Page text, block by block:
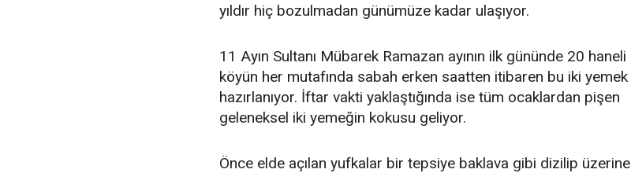
yıldır hiç bozulmadan günümüze kadar ulaşıyor.
11 Ayın Sultanı Mübarek Ramazan ayının ilk gününde 20 haneli
köyün her mutafında sabah erken saatten itibaren bu iki yemek
hazırlanıyor. İftar vakti yaklaştığında ise tüm ocaklardan pişen
geleneksel iki yemeğin kokusu geliyor.
Önce elde açılan yufkalar bir tepsiye baklava gibi dizilip üzerine